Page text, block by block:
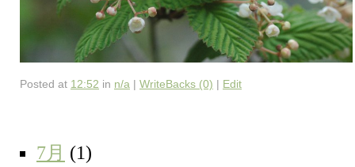
Posted at 12:52 in n/a | WriteBacks (0) | Edit
7月 (1)